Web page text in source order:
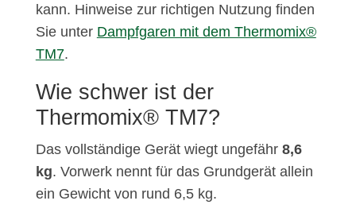
kann. Hinweise zur richtigen Nutzung finden
Sie unter Dampfgaren mit dem Thermomix®
TM7.
Wie schwer ist der
Thermomix® TM7?
Das vollständige Gerät wiegt ungefähr 8,6
kg. Vorwerk nennt für das Grundgerät allein
ein Gewicht von rund 6,5 kg.